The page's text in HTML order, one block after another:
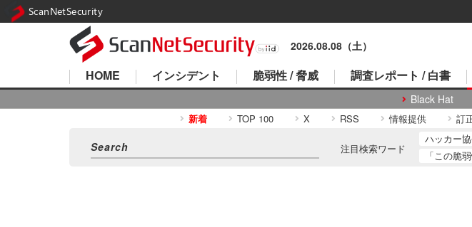
2026.08.08（土）
HOME インシデント 脆弱性 / 脅威 調査レポート / 白書
Black Hat
新着 TOP 100 X RSS 情報提供 訂
注目検索ワード
ハッカー
「この脆
ScanNetSecurity